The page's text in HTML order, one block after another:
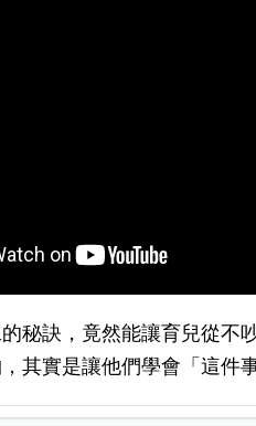
秘訣，竟然能讓育兒從不
其實是讓他們學會「這件事